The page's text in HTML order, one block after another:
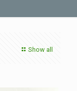
Show all